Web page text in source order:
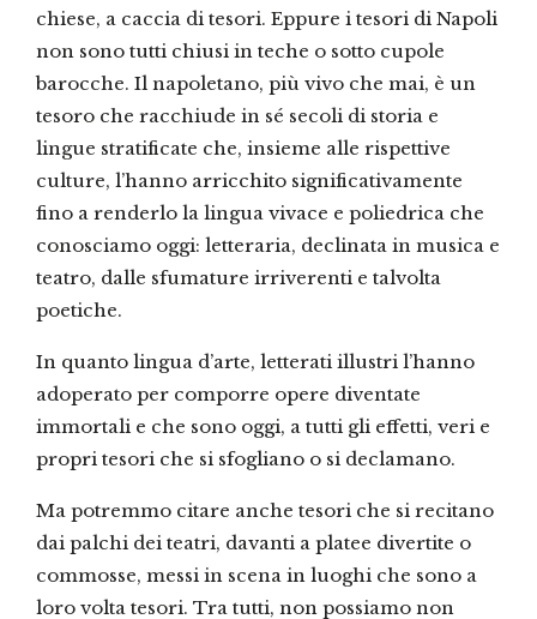
chiese, a caccia di tesori. Eppure i tesori di Napoli
non sono tutti chiusi in teche o sotto cupole
barocche. Il napoletano, più vivo che mai, è un
tesoro che racchiude in sé secoli di storia e
lingue stratificate che, insieme alle rispettive
culture, l’hanno arricchito significativamente
fino a renderlo la lingua vivace e poliedrica che
conosciamo oggi: letteraria, declinata in musica e
teatro, dalle sfumature irriverenti e talvolta
poetiche.
In quanto lingua d’arte, letterati illustri l’hanno
adoperato per comporre opere diventate
immortali e che sono oggi, a tutti gli effetti, veri e
propri tesori che si sfogliano o si declamano.
Ma potremmo citare anche tesori che si recitano
dai palchi dei teatri, davanti a platee divertite o
commosse, messi in scena in luoghi che sono a
loro volta tesori. Tra tutti, non possiamo non